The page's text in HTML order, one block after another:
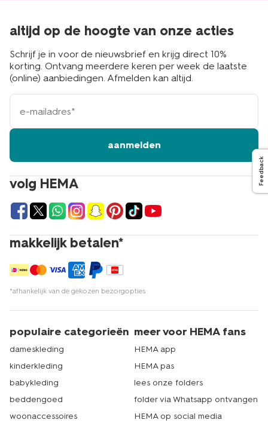
volg HEMA
makkelijk betalen*
*afhankelijk van de gekozen bezorgopties
altijd op de hoogte van onze acties
Schrijf je in voor de nieuwsbrief en krijg direct 10%
korting. Ontvang meerdere keren per week de laatste
(online) aanbiedingen. Afmelden kan altijd.
e-
mailadres
aanmelden
populaire categorieën
dameskleding
kinderkleding
babykleding
beddengoed
woonaccessoires
meer voor HEMA fans
HEMA app
HEMA pas
lees onze folders
folder via Whatsapp ontvangen
HEMA op social media
Feedback